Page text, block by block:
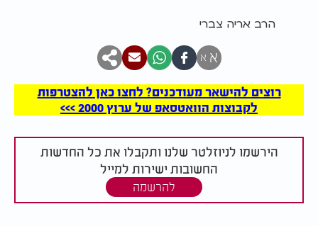
הרב אריה צברי
א א
רוצים להישאר מעודכנים? לחצו כאן להצטרפות
לקבוצות הוואטסאפ של ערוץ 2000 >>>
הירשמו לניוזלטר שלנו ותקבלו את כל החדשות
החשובות ישירות למייל
להרשמה